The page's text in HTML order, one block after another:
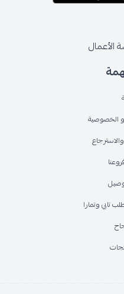
الخصوصية
تابي وتمارا
الأعمال